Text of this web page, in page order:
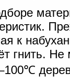
к
гнить. Не